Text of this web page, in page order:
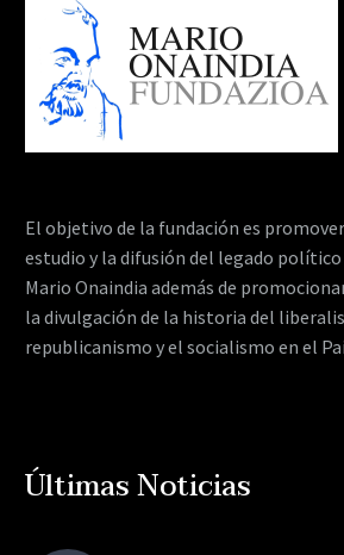
El objetivo de la fundación es
estudio y la difusión del legado
Mario Onaindia además de
la divulgación de la historia del
republicanismo y el socialismo en el
Últimas Noticias